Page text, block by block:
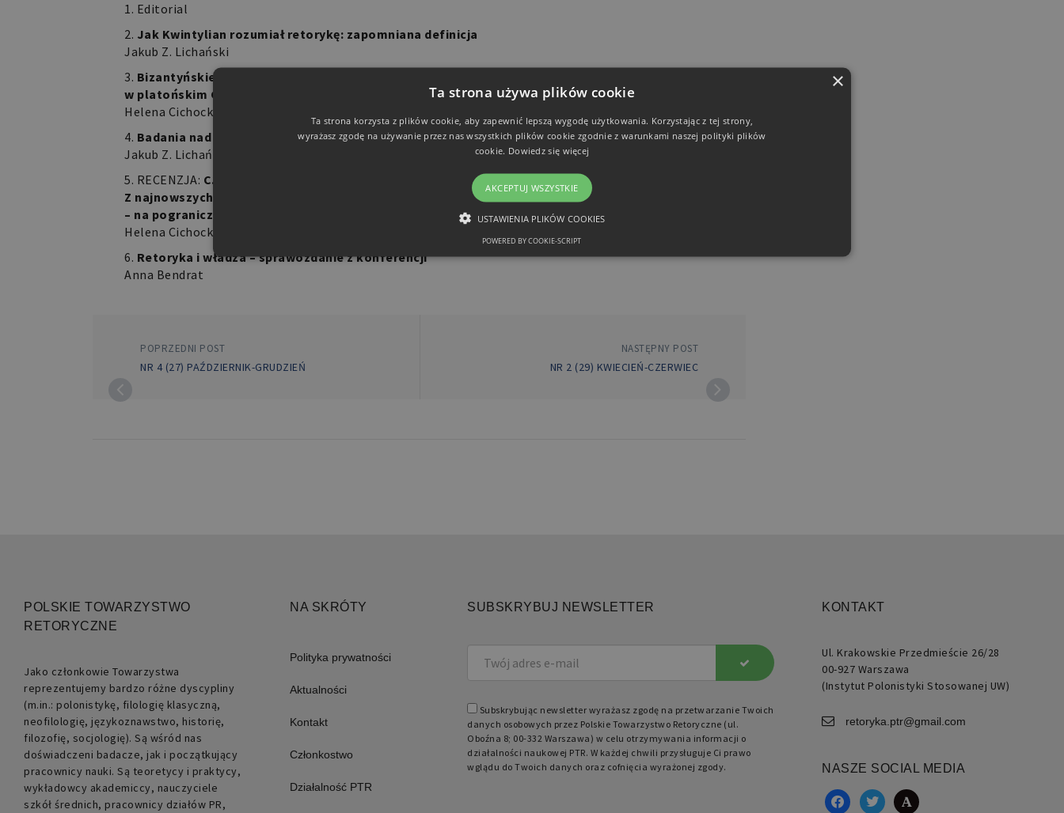
Editorial
Jak Kwintylian rozumiał retorykę: zapomniana definicja
Jakub Z. Lichański
Bizantyńskie komentarze do definicji retoryki przekazanych
w platońskim Gorgiaszu
Helena Cichocka
Badania nad retoryką w Polsce: wprowadzenie do bibliografii
Jakub Z. Lichański
RECENZJA: C.C. de Jong (Brill, Leiden Boston 2008, pp. 456)
Z najnowszych badań nad Dionizjuszem z Halikarnasu
– na pograniczu gramatyki i retoryki
Helena Cichocka
Retoryka i władza – sprawozdanie z konferencji
Anna Bendrat
POPRZEDNI POST
NR 4 (27) PAŹDZIERNIK-GRUDZIEŃ
NASTĘPNY POST
NR 2 (29) KWIECIEŃ-CZERWIEC
POLSKIE TOWARZYSTWO
RETORYCZNE
Jako członkowie Towarzystwa
reprezentujemy bardzo różne dyscypliny
(m.in.: polonistykę, filologię klasyczną,
neofilologię, językoznawstwo, historię,
filozofię, socjologię). Są wśród nas
doświadczeni badacze, jak i początkujący
pracownicy nauki. Są teoretycy i praktycy,
wykładowcy akademiccy, nauczyciele
szkół średnich, pracownicy działów PR,
NA SKRÓTY
Polityka prywatności
Aktualności
Kontakt
Członkostwo
Działalność PTR
SUBSKRYBUJ NEWSLETTER
Subskrybując newsletter wyrażasz zgodę na przetwarzanie Twoich
danych osobowych przez Polskie Towarzystwo Retoryczne (ul.
Oboźna 8; 00-332 Warszawa) w celu otrzymywania informacji o
działalności naukowej PTR. W każdej chwili przysługuje Ci prawo
wglądu do Twoich danych oraz cofnięcia wyrażonej zgody.
KONTAKT
Ul. Krakowskie Przedmieście 26/28
00-927 Warszawa
(Instytut Polonistyki Stosowanej UW)
retoryka.ptr@gmail.com
NASZE SOCIAL MEDIA
facebooktwitter academia
×
Ta strona używa plików cookie
Ta strona korzysta z plików cookie, aby zapewnić lepszą wygodę użytkowania. Korzystając z tej strony,
wyrażasz zgodę na używanie przez nas wszystkich plików cookie zgodnie z warunkami naszej polityki plików
cookie. Dowiedz się więcej
AKCEPTUJ WSZYSTKIE
USTAWIENIA PLIKÓW COOKIES
Niezbędne pliki cookie umożliwiają korzystanie z podstawowych funkcji strony internetowej, takich jak logowanie użytkownika i zarządzanie
kontem. Bez niezbędnych plików cookie nie można prawidłowo korzystać ze strony internetowej.
Okres przechowywania
POWERED BY COOKIE-SCRIPT